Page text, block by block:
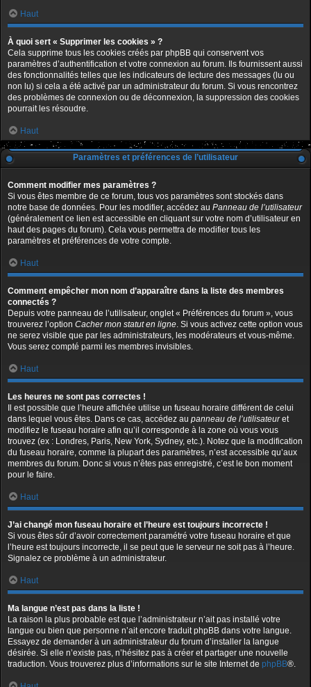
Haut
À quoi sert « Supprimer les cookies » ?
Cela supprime tous les cookies créés par phpBB qui conservent vos
paramètres d’authentification et votre connexion au forum. Ils fournissent aussi
des fonctionnalités telles que les indicateurs de lecture des messages (lu ou
non lu) si cela a été activé par un administrateur du forum. Si vous rencontrez
des problèmes de connexion ou de déconnexion, la suppression des cookies
pourrait les résoudre.
Haut
Paramètres et préférences de l’utilisateur
Comment modifier mes paramètres ?
Si vous êtes membre de ce forum, tous vos paramètres sont stockés dans
notre base de données. Pour les modifier, accédez au Panneau de l’utilisateur
(généralement ce lien est accessible en cliquant sur votre nom d’utilisateur en
haut des pages du forum). Cela vous permettra de modifier tous les
paramètres et préférences de votre compte.
Haut
Comment empêcher mon nom d’apparaître dans la liste des membres
connectés ?
Depuis votre panneau de l’utilisateur, onglet « Préférences du forum », vous
trouverez l’option Cacher mon statut en ligne. Si vous activez cette option vous
ne serez visible que par les administrateurs, les modérateurs et vous-même.
Vous serez compté parmi les membres invisibles.
Haut
Les heures ne sont pas correctes !
Il est possible que l’heure affichée utilise un fuseau horaire différent de celui
dans lequel vous êtes. Dans ce cas, accédez au panneau de l’utilisateuret
modifiez le fuseau horaire afin qu’il corresponde à la zone où vous vous
trouvez (ex : Londres, Paris, New York, Sydney, etc.). Notez que la modification
du fuseau horaire, comme la plupart des paramètres, n’est accessible qu’aux
membres du forum. Donc si vous n’êtes pas enregistré, c’est le bon moment
pour le faire.
Haut
J’ai changé mon fuseau horaire et l’heure est toujours incorrecte !
Si vous êtes sûr d’avoir correctement paramétré votre fuseau horaire et que
l’heure est toujours incorrecte, il se peut que le serveur ne soit pas à l’heure.
Signalez ce problème à un administrateur.
Haut
Ma langue n’est pas dans la liste !
La raison la plus probable est que l’administrateur n’ait pas installé votre
langue ou bien que personne n’ait encore traduit phpBB dans votre langue.
Essayez de demander à un administrateur du forum d’installer la langue
désirée. Si elle n’existe pas, n’hésitez pas à créer et partager une nouvelle
traduction. Vous trouverez plus d’informations sur le site Internet de phpBB®.